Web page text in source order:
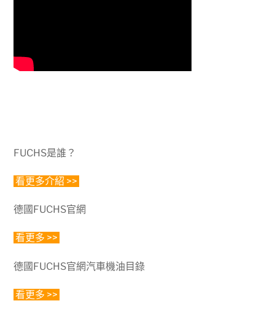
FUCHS是誰？
看更多介紹 >>
德國FUCHS官網
看更多 >>
德國FUCHS官網汽車機油目錄
看更多 >>